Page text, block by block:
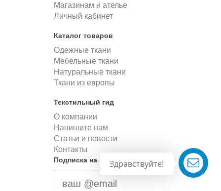
Здравствуйте!
Магазинам и ателье
Личный кабинет
Каталог товаров
Одежные ткани
Мебельные ткани
Натуральные ткани
Ткани из европы
Текстильный гид
О компании
Напишите нам
Статьи и новости
Контакты
Подписка на новости